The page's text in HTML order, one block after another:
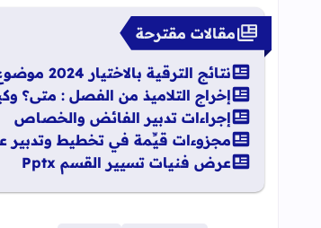
مقالات مقترحة
نتائج الترقية بالاختيار 2024 موضوع متجدد جميع الهيئات
إخراج التلاميذ من الفصل : متى؟
إجراءات تدبير الفائض والخصاص
مجزوءات قيِّمة في تخطيط وتدبير
عرض فنيات تسيير القسم Pptx